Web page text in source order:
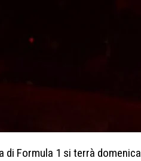
di Formula 1 si terrà